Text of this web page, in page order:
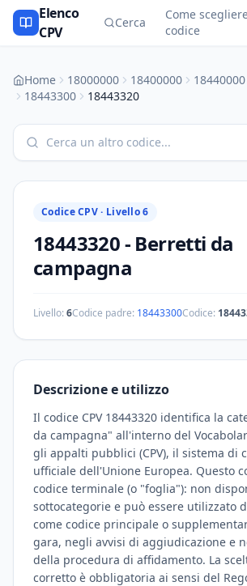
Elenco
CPV
Cerca
Come
codice
Home 18000000 18400000 18440000
18443300
18443320
Codice CPV · Livello 6
18443320- Berretti da
campagna
Livello:6Codice padre: 18443300Codice:
Descrizione e utilizzo
Il codice CPV 18443320 identifica la
da campagna" all'interno del
gli appalti pubblici (CPV), il sistema di
ufficiale dell'Unione Europea. Questo
codice terminale (o "foglia"): non
sottocategorie e può essere utilizzato
come codice principale o
gara, negli avvisi di aggiudicazione e
della procedura di affidamento. La
corretto è obbligatoria ai sensi del